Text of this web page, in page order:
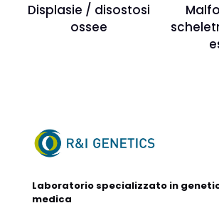
Displasie / disostosi
ossee
Laboratorio specializzato in
medica